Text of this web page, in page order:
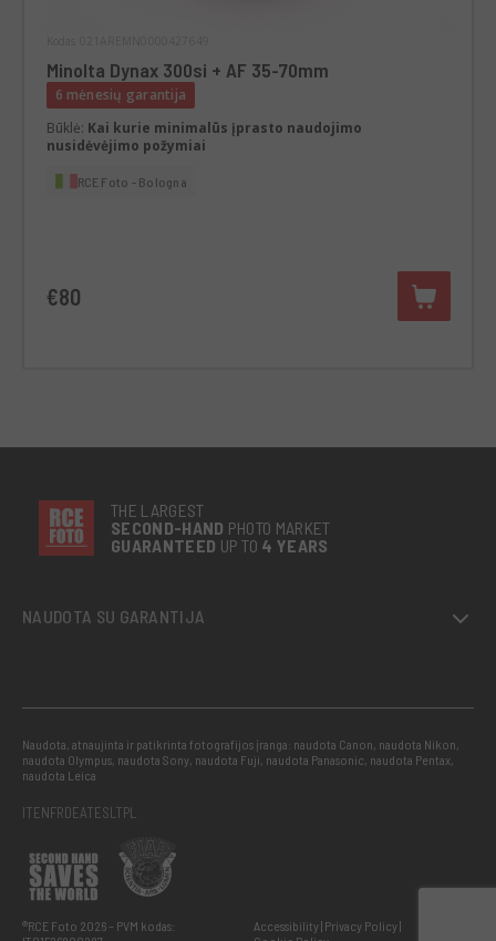
Minolta Dynax 300si + AF 35-70mm
6 mėnesių garantija
Būklė: Kai kurie minimalūs įprasto naudojimo
nusidėvėjimo požymiai
RCE Foto - Bologna
€80
THE LARGEST
SECOND-HAND PHOTO MARKET
GUARANTEED UP TO 4 YEARS
NAUDOTA SU GARANTIJA
Naudota, atnaujinta ir patikrinta fotografijos įranga: naudota Canon, naudota Nikon,
naudota Olympus, naudota Sony, naudota Fuji, naudota Panasonic, naudota Pentax,
naudota Leica
ITENFRDEATESLTPL
®RCE Foto 2026 – PVM kodas:
Accessibility Privacy Policy